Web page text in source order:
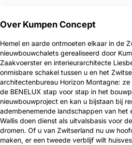
Over Kumpen Concept
Hemel en aarde ontmoeten elkaar in de
nieuwbouwchalets gerealiseerd door
Zaakvoerster en interieurarchitecte
onmisbare schakel tussen u en het
architectenbureau Horizon Montagne:
de BENELUX stap voor stap in het
nieuwbouwproject en kan u bijstaan bij
adembenemende landschappen van het
Wallis doen dienst als uitvalsbasis voor
dromen. Of u van Zwitserland nu uw
maken, er een tweede verblijf wilt